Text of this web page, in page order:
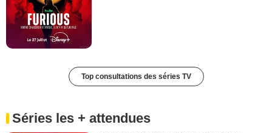
Top consultations des séries TV
Séries les + attendues